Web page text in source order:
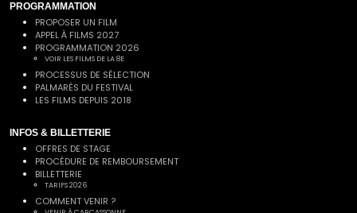
PROGRAMMATION
PROPOSER UN FILM
APPEL À FILMS 2027
PROGRAMMATION 2026
VOIR LES FILMS DE LA 8E
PROCESSUS DE SÉLECTION
PALMARÈS DU FESTIVAL
LES FILMS DEPUIS 2018
INFOS & BILLETTERIE
OFFRES DE STAGE
PROCÉDURE DE REMBOURSEMENT
BILLETTERIE
TARIFS 2026
COMMENT VENIR ?